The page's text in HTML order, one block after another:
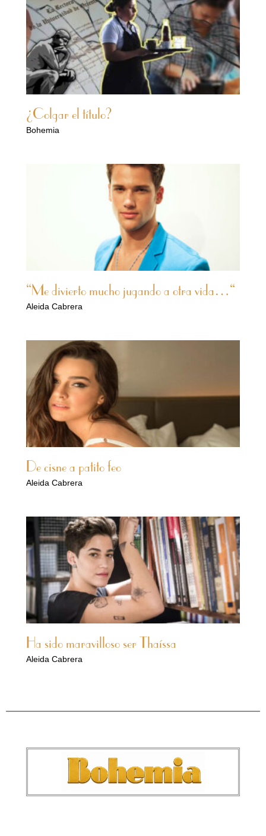
¿Colgar el título?
Bohemia
“Me divierto mucho jugando a otra vida…“
Aleida Cabrera
De cisne a patito feo
Aleida Cabrera
Ha sido maravilloso ser Thaíssa
Aleida Cabrera